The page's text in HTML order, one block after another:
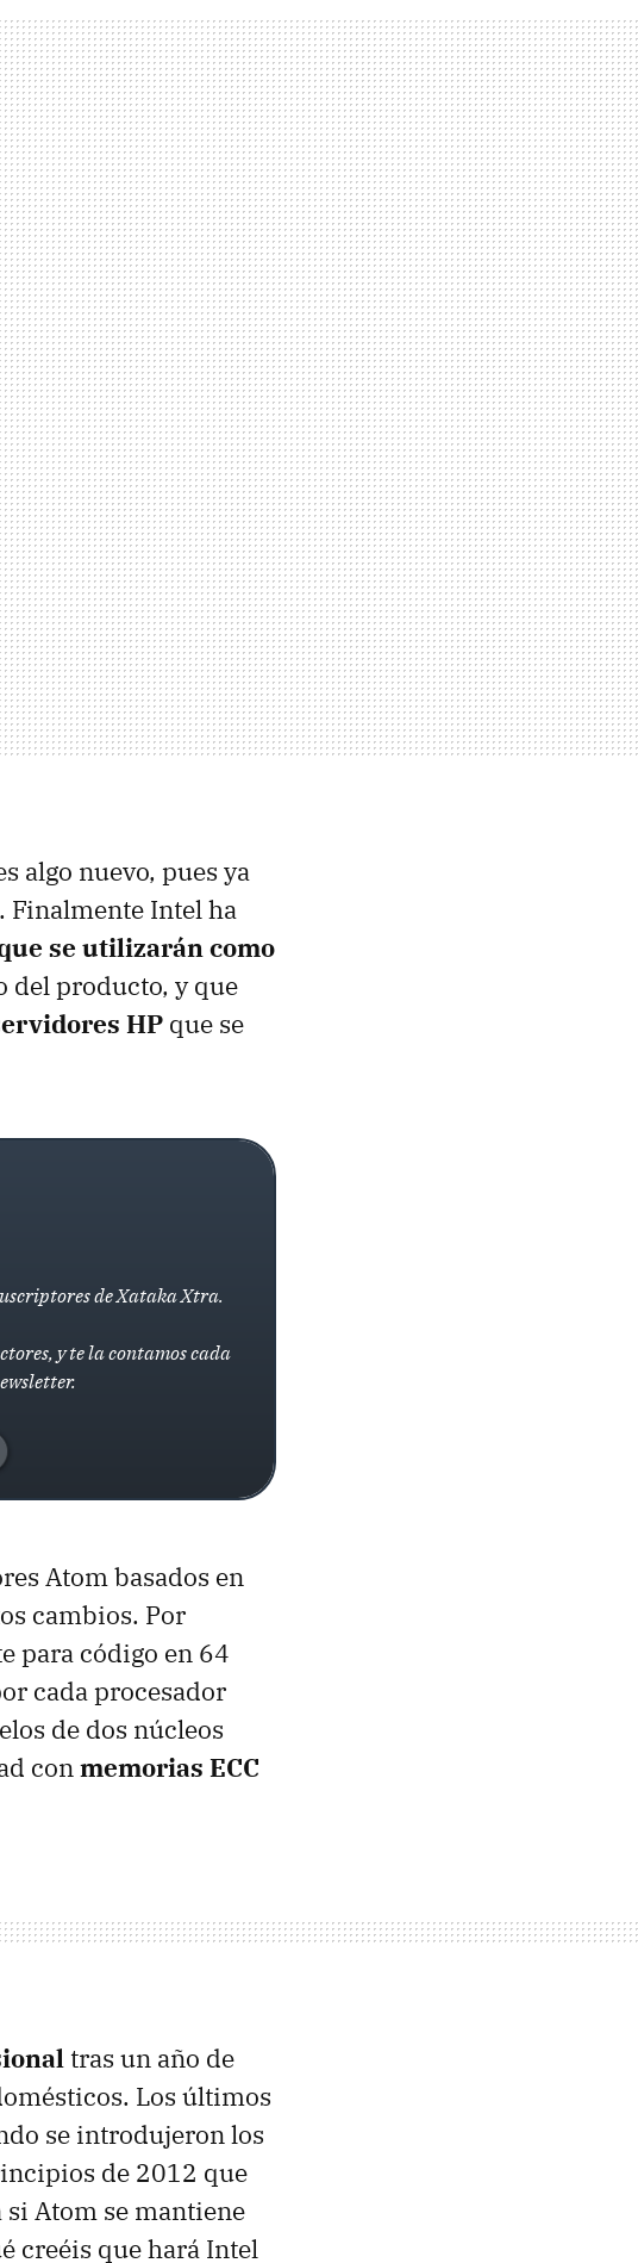
algo nuevo, pues ya
Finalmente Intel ha
se utilizarán como
del producto, y que
HP que se
de Xataka Xtra.
y te la contamos cada
Atom basados en
cambios. Por
para código en 64
cada procesador
de dos núcleos
conmemorias ECC
tras un año de
Los últimos
se introdujeron los
de 2012 que
Atom se mantiene
creéis que hará Intel